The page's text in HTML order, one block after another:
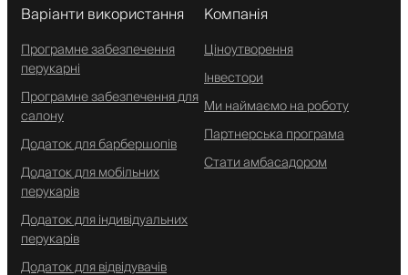
Варіанти використання
Програмне забезпечення
перукарні
Програмне забезпечення для
салону
Додаток для барбершопів
Додаток для мобільних
перукарів
Додаток для індивідуальних
перукарів
Додаток для відвідувачів
Компанія
Ціноутворення
Інвестори
Ми наймаємо на роботу
Партнерська програма
Стати амбасадором